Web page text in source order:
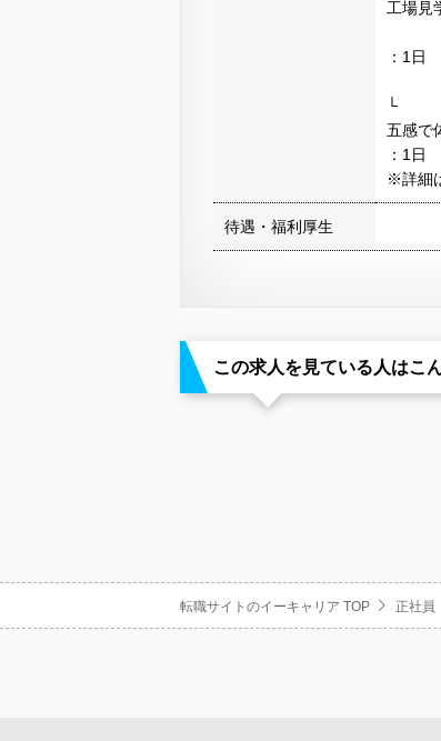
工場見
：1日
└
五感で
：1日
※詳細
待遇・福利厚生
この求人を見ている人はこ
転職サイトのイーキャリア TOP 正社員